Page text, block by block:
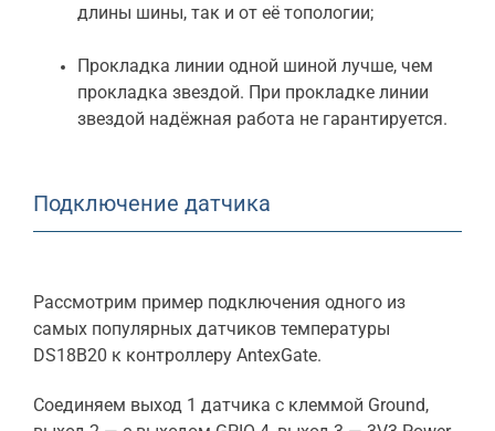
длины шины, так и от её топологии;
Прокладка линии одной шиной лучше, чем
прокладка звездой. При прокладке линии
звездой надёжная работа не гарантируется.
Подключение датчика
Рассмотрим пример подключения одного из
самых популярных датчиков температуры
DS18B20 к контроллеру AntexGate.
Соединяем выход 1 датчика с клеммой Ground,